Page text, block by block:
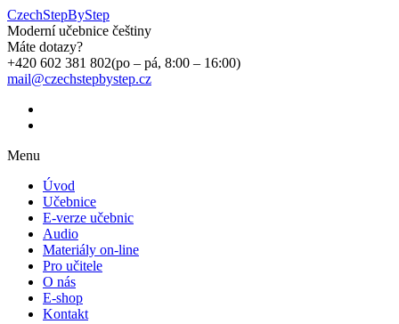
CzechStepByStep
Moderní učebnice češtiny
Máte dotazy?
+420 602 381 802(po – pá, 8:00 – 16:00)
mail@czechstepbystep.cz
Menu
Úvod
Učebnice
E-verze učebnic
Audio
Materiály on-line
Pro učitele
O nás
E-shop
Kontakt